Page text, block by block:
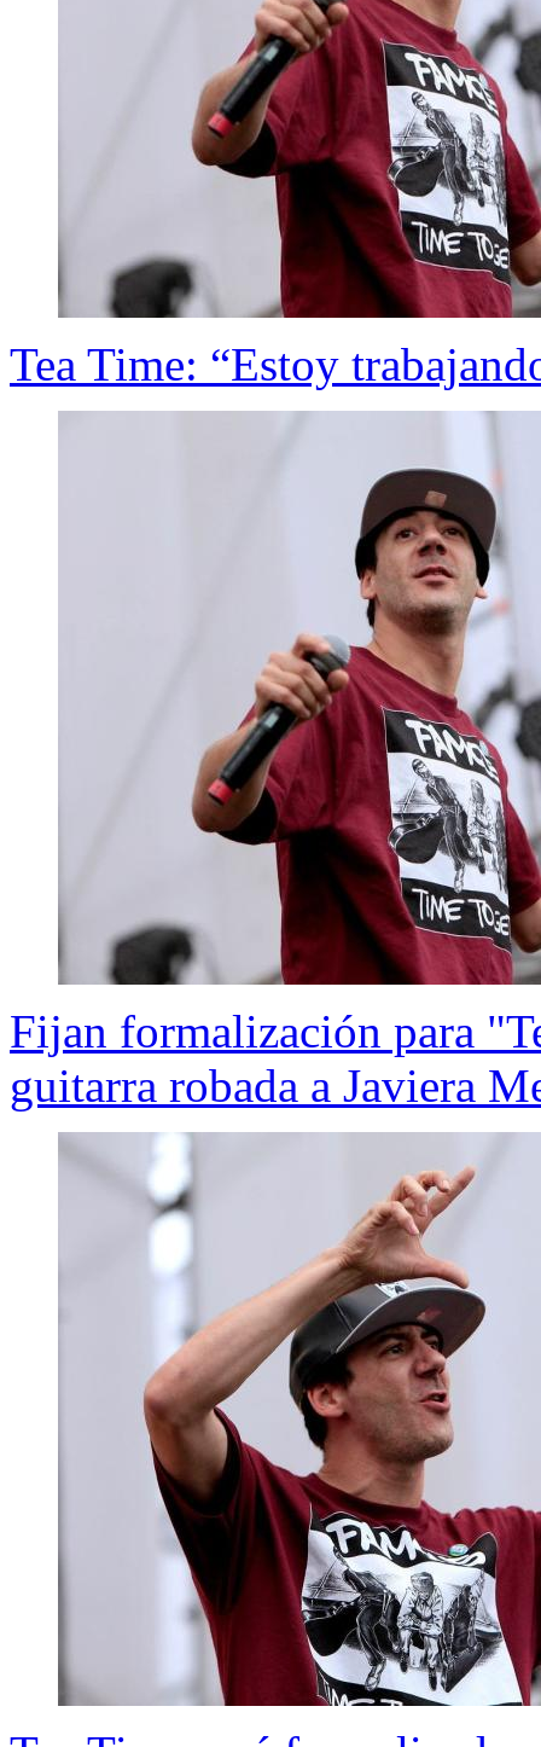
Tea Time: “Estoy
Fijan formalización para
guitarra robada a Javiera